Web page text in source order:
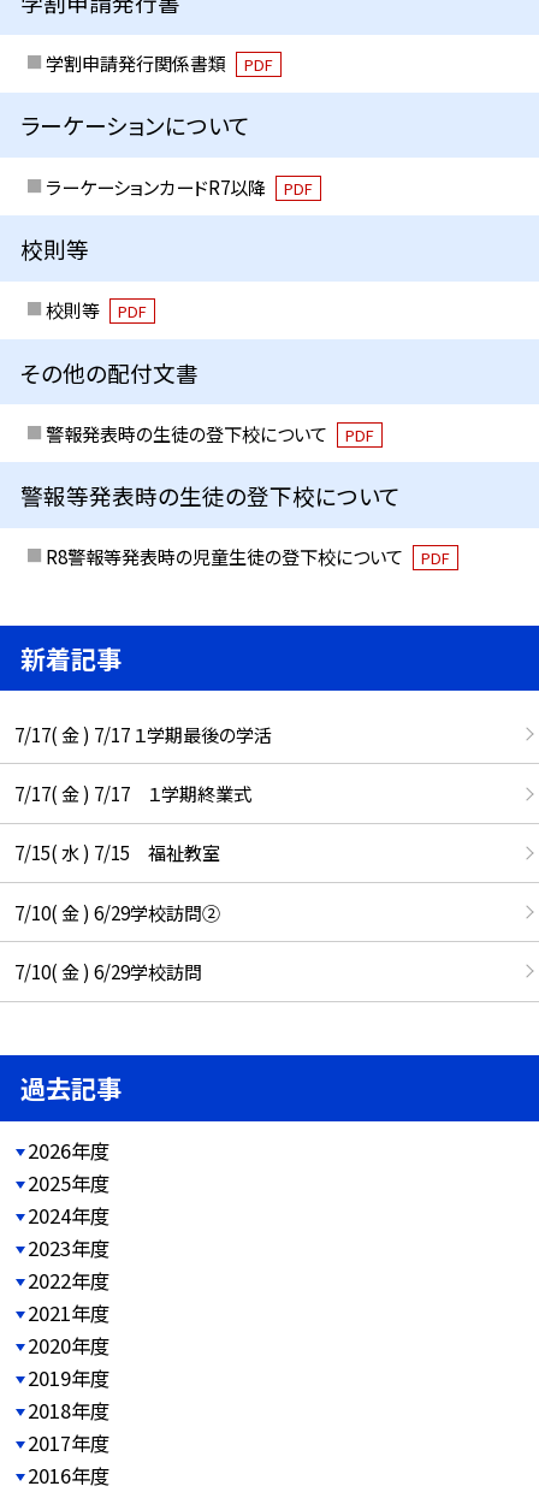
学割申請発行関係書類 PDF
ラーケーションについて
ラーケーションカードR7以降 PDF
校則等
校則等 PDF
その他の配付文書
警報発表時の生徒の登下校について PDF
警報等発表時の生徒の登下校について
R8警報等発表時の児童生徒の登下校について PDF
新着記事
7/17( 金 ) 7/17 １学期最後の学活
7/17( 金 ) 7/17 １学期終業式
7/15( 水 ) 7/15 福祉教室
7/10( 金 ) 6/29学校訪問②
7/10( 金 ) 6/29学校訪問
過去記事
2026年度
2025年度
2024年度
2023年度
2022年度
2021年度
2020年度
2019年度
2018年度
2017年度
2016年度